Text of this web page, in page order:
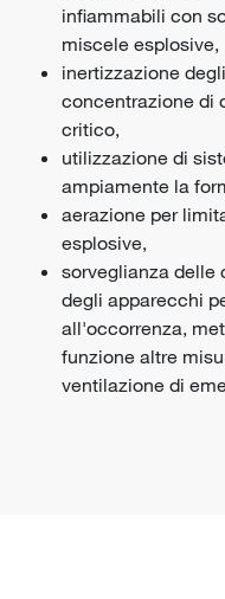
infiammabili con
miscele esplosive,
inertizzazione
concentrazione di
critico,
utilizzazione di
ampiamente la
aerazione per
esplosive,
sorveglianza delle
degli apparecchi
all'occorrenza,
funzione altre
ventilazione di